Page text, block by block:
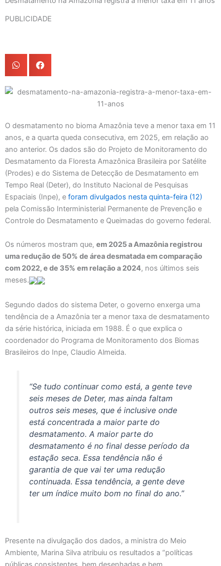
PUBLICIDADE
O desmatamento no bioma Amazônia teve a menor taxa em 11
anos, e a quarta queda consecutiva, em 2025, em relação ao
ano anterior. Os dados são do Projeto de Monitoramento do
Desmatamento da Floresta Amazônica Brasileira por Satélite
(Prodes) e do Sistema de Detecção de Desmatamento em
Tempo Real (Deter), do Instituto Nacional de Pesquisas
Espaciais (Inpe), e foram divulgados nesta quinta-feira (12)
pela Comissão Interministerial Permanente de Prevenção e
Controle do Desmatamento e Queimadas do governo federal.
Os números mostram que, em 2025 a Amazônia registrou
uma redução de 50% de área desmatada em comparação
com 2022, e de 35% em relação a 2024, nos últimos seis
meses.
Segundo dados do sistema Deter, o governo enxerga uma
tendência de a Amazônia ter a menor taxa de desmatamento
da série histórica, iniciada em 1988. É o que explica o
coordenador do Programa de Monitoramento dos Biomas
Brasileiros do Inpe, Claudio Almeida.
“Se tudo continuar como está, a gente teve
seis meses de Deter, mas ainda faltam
outros seis meses, que é inclusive onde
está concentrada a maior parte do
desmatamento. A maior parte do
desmatamento é no final desse período da
estação seca. Essa tendência não é
garantia de que vai ter uma redução
continuada. Essa tendência, a gente deve
ter um índice muito bom no final do ano.”
Presente na divulgação dos dados, a ministra do Meio
Ambiente, Marina Silva atribuiu os resultados a “políticas